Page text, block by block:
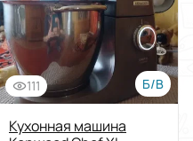
111 Б/В
Кухонная машина